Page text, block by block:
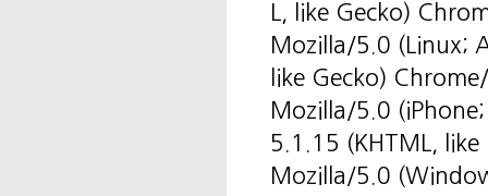
L, like Gecko)
Mozilla/5.0 (Linux;
like Gecko)
Mozilla/5.0
5.1.15 (KHTML,
Mozilla/5.0